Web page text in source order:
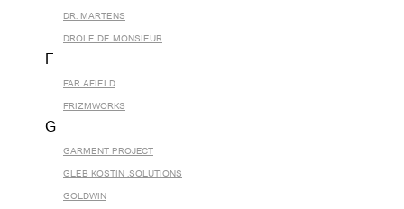
DR. MARTENS
DROLE DE MONSIEUR
F
FAR AFIELD
FRIZMWORKS
G
GARMENT PROJECT
GLEB KOSTIN .SOLUTIONS
GOLDWIN